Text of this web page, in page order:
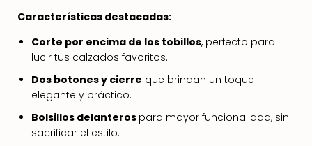
Características destacadas:
Corte por encima de los tobillos, perfecto para
lucir tus calzados favoritos.
Dos botones y cierre que brindan un toque
elegante y práctico.
Bolsillos delanteros para mayor funcionalidad, sin
sacrificar el estilo.